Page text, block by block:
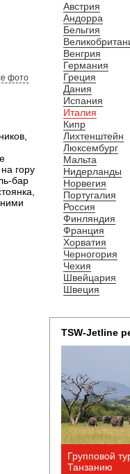
фото
гору
бар
Австрия
Андорра
Бельгия
Венгрия
Германия
Греция
Дания
Испания
Италия
Кипр
Лихтенштейн
Люксембург
Мальта
Нидерланды
Норвегия
Португалия
Россия
Финляндия
Франция
Хорватия
Черногория
Чехия
Швейцария
Швеция
TSW-Jetline
Групповой
Танзанию